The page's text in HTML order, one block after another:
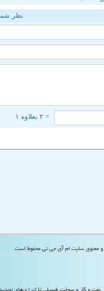
نظر
= ۲ بعلاوه ۱